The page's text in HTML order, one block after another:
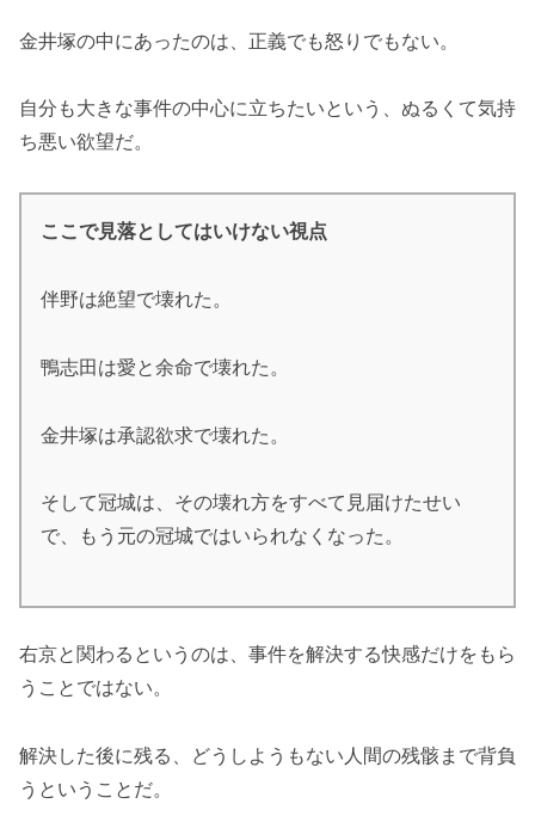
金井塚の中にあったのは、正義でも怒りでもない。
自分も大きな事件の中心に立ちたいという、ぬるくて気持
ち悪い欲望だ。
ここで見落としてはいけない視点
伴野は絶望で壊れた。
鴨志田は愛と余命で壊れた。
金井塚は承認欲求で壊れた。
そして冠城は、その壊れ方をすべて見届けたせい
で、もう元の冠城ではいられなくなった。
右京と関わるというのは、事件を解決する快感だけをもら
うことではない。
解決した後に残る、どうしようもない人間の残骸まで背負
うということだ。